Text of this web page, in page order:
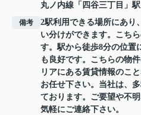
丸ノ内線 「 四谷三丁目 」
備考
2駅利用できる場所にあり
い分けができます。こち
す。駅から徒歩8分の位置
も良好です。こちらの物
リアにある賃貸情報のこ
お任せ下さい。当社は、
ております。ご要望や不
気軽にご連絡下さい。